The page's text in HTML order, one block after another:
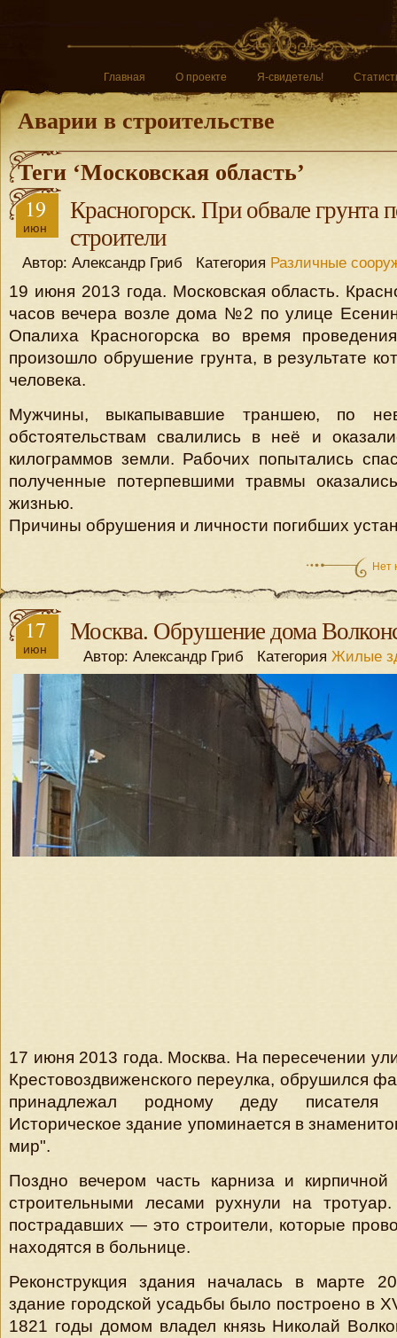
Главная О проекте Я-свидетель!
Аварии в строительстве
Теги ‘Московская область’
19
июн
Красногорск. При обвале грунта
строители
Автор: Александр Гриб Категория Различные
19 июня 2013 года. Московская область.
часов вечера возле дома №2 по улице
Опалиха Красногорска во время
произошло обрушение грунта, в результате
человека.
Мужчины, выкапывавшие траншею, по
обстоятельствам свалились в неё и
килограммов земли. Рабочих попытались
полученные потерпевшими травмы
жизнью.
Причины обрушения и личности погибших
Нет
17
июн
Москва. Обрушение дома
Автор: Александр Гриб Категория Жилые
17 июня 2013 года. Москва. На пересечении
Крестовоздвиженского переулка, обрушился
принадлежал родному деду писателя
Историческое здание упоминается в
мир".
Поздно вечером часть карниза и кирпичной
строительными лесами рухнули на
пострадавших — это строители, которые
находятся в больнице.
Реконструкция здания началась в марте
здание городской усадьбы было построено в
1821 годы домом владел князь Николай